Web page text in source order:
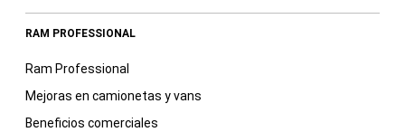
RAM PROFESSIONAL
Ram Professional
Mejoras en camionetas y vans
Beneficios comerciales